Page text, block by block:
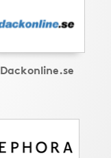
Dackonline.se